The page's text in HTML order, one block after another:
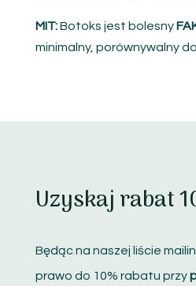
MIT: Botoks jest bolesny
minimalny, porównywalny
Uzyskaj rabat
Będąc na naszej liście
prawo do 10% rabatu przy